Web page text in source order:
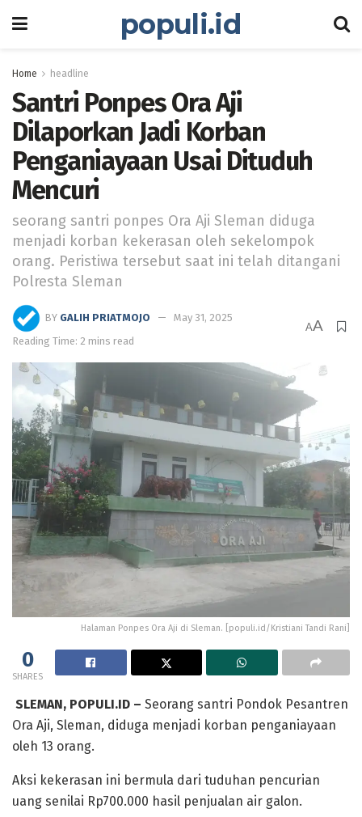
populi.id
Home headline
Santri Ponpes Ora Aji
Dilaporkan Jadi Korban
Penganiayaan Usai Dituduh
Mencuri
seorang santri ponpes Ora Aji Sleman diduga
menjadi korban kekerasan oleh sekelompok
orang. Peristiwa tersebut saat ini telah ditangani
Polresta Sleman
BY GALIH PRIATMOJO
May 31, 2025
Reading Time: 2 mins read
AA
Halaman Ponpes Ora Aji di Sleman. [populi.id/Kristiani Tandi Rani]
0
SHARES
SLEMAN, POPULI.ID – Seorang santri Pondok Pesantren
Ora Aji, Sleman, diduga menjadi korban penganiayaan
oleh 13 orang.
Aksi kekerasan ini bermula dari tuduhan pencurian
uang senilai Rp700.000 hasil penjualan air galon.